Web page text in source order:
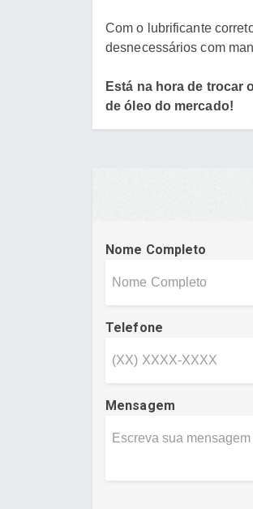
Com o lubrificante
desnecessários com
Está na hora de trocar
de óleo do mercado!
Nome Completo
Telefone
Mensagem